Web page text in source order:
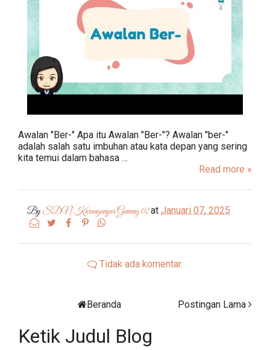
Awalan "Ber-" Apa itu Awalan "Ber-"? Awalan "ber-"
adalah salah satu imbuhan atau kata depan yang sering
kita temui dalam bahasa …
Read more »
BySDN Karanganyar Gunung 02at Januari 07, 2025
Tidak ada komentar.
Postingan Lama
Beranda
Ketik Judul Blog